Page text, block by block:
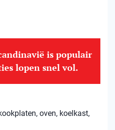
is populair
lopen snel vol.
oven, koelkast,